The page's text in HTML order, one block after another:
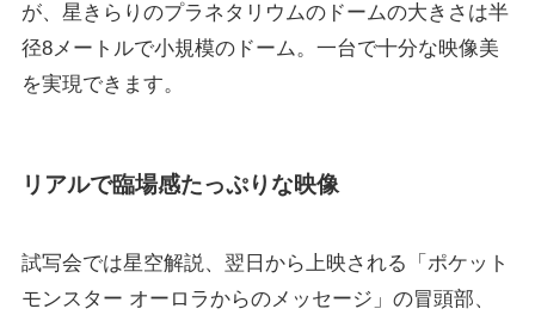
が、星きらりのプラネタリウムのドームの大きさは半
径8メートルで小規模のドーム。一台で十分な映像美
を実現できます。
リアルで臨場感たっぷりな映像
試写会では星空解説、翌日から上映される「ポケット
モンスター オーロラからのメッセージ」の冒頭部、